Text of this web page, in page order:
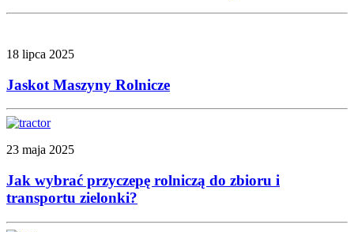
18 lipca 2025
Jaskot Maszyny Rolnicze
23 maja 2025
Jak wybrać przyczepę rolniczą do zbioru i
transportu zielonki?